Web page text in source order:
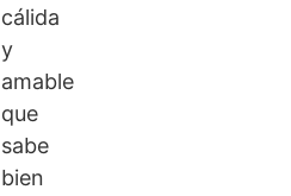
cálida
y
amable
que
sabe
bien